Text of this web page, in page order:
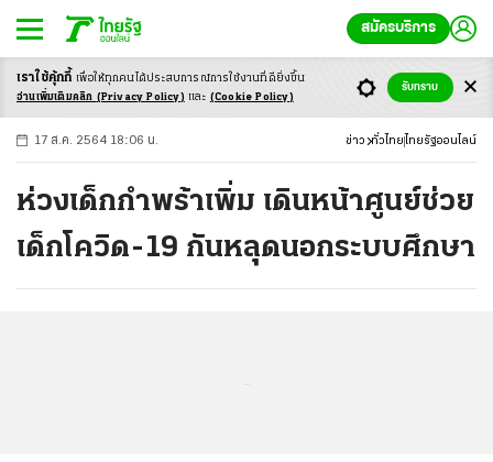
สมัครบริการ
-ก ก ก+
17 ส.ค. 2564 18:06 น. ข่าว ทั่วไทย ไทยรัฐออนไลน์
ห่วงเด็กกำพร้าเพิ่ม เดินหน้าศูนย์ช่วย
เด็กโควิด-19 กันหลุดนอกระบบศึกษา
เราใช้คุ้กกี้ เพื่อให้ทุกคนได้ประสบการณ์การใช้งานที่ดียิ่งขึ้น
อ่านเพิ่มเติมคลิก (Privacy Policy) และ (Cookie Policy)
รับทราบ